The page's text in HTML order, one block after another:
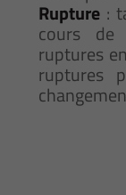
Rupture :
cours de
ruptures
ruptures